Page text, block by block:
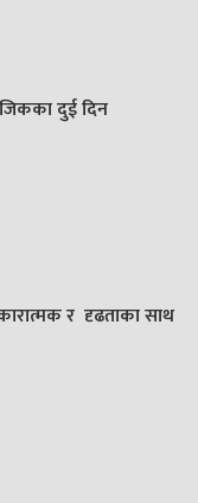
दुई दिन
र दृढताका साथ